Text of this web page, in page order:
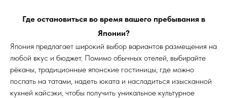
Где остановиться во время вашего пребывания в
Японии?
Япония предлагает широкий выбор вариантов размещения на
любой вкус и бюджет. Помимо обычных отелей, выбирайте
рёканы, традиционные японские гостиницы, где можно
поспать на татами, надеть юката и насладиться изысканной
кухней кайсэки, чтобы получить уникальное культурное